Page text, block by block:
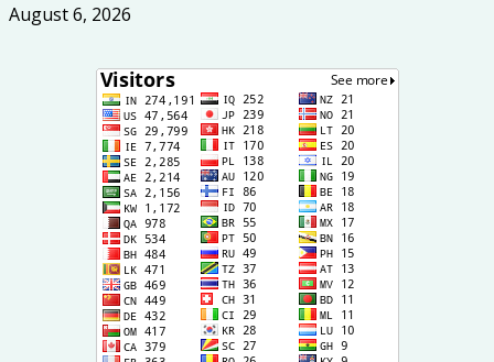
August 6, 2026